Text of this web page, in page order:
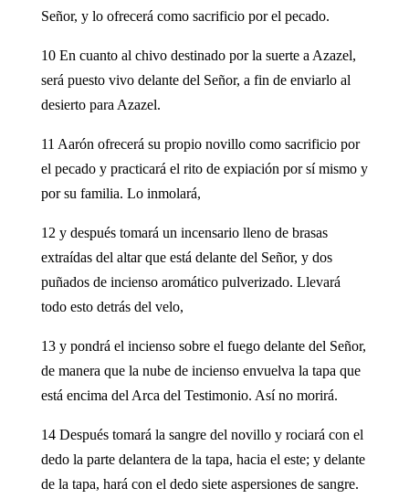
Señor, y lo ofrecerá como sacrificio por el pecado.
10 En cuanto al chivo destinado por la suerte a Azazel,
será puesto vivo delante del Señor, a fin de enviarlo al
desierto para Azazel.
11 Aarón ofrecerá su propio novillo como sacrificio por
el pecado y practicará el rito de expiación por sí mismo y
por su familia. Lo inmolará,
12 y después tomará un incensario lleno de brasas
extraídas del altar que está delante del Señor, y dos
puñados de incienso aromático pulverizado. Llevará
todo esto detrás del velo,
13 y pondrá el incienso sobre el fuego delante del Señor,
de manera que la nube de incienso envuelva la tapa que
está encima del Arca del Testimonio. Así no morirá.
14 Después tomará la sangre del novillo y rociará con el
dedo la parte delantera de la tapa, hacia el este; y delante
de la tapa, hará con el dedo siete aspersiones de sangre.